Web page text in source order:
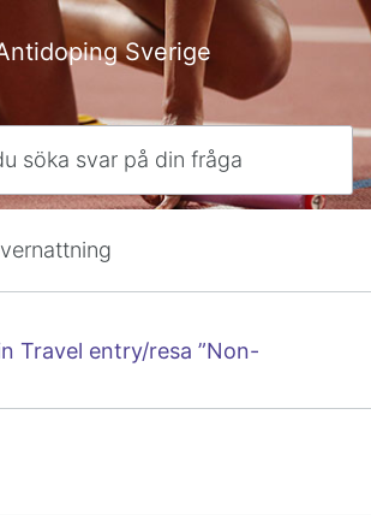
Sverige
Travel entry/resa ”Non-